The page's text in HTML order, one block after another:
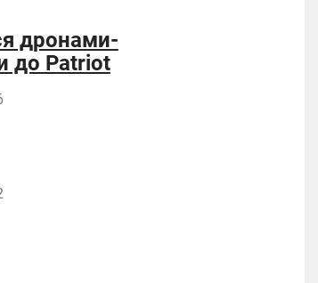
дронами-
до Patriot